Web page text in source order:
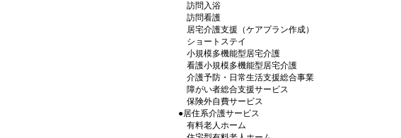
訪問入浴
訪問看護
居宅介護支援（ケアプラン作成）
ショートステイ
小規模多機能型居宅介護
看護小規模多機能型居宅介護
介護予防・日常生活支援総合事業
障がい者総合支援サービス
保険外自費サービス
●居住系介護サービス
有料老人ホーム